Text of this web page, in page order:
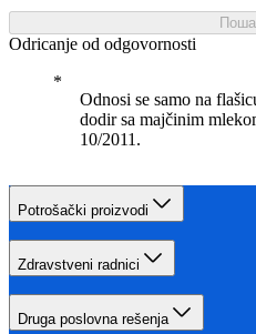
Odricanje od odgovornosti
Odnosi se samo na
dodir sa majčinim
10/2011.
Potrošački proizvodi
Zdravstveni radnici
Druga poslovna rešenja